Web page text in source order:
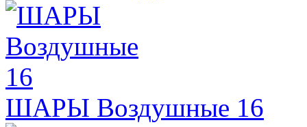
ШАРЫ Воздушные 16